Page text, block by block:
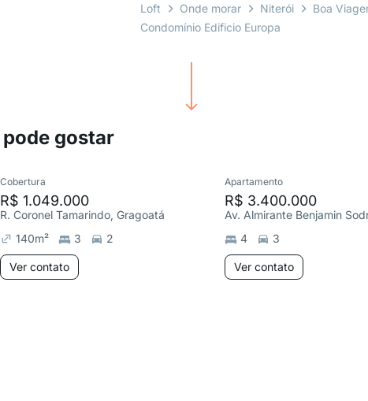
Loft Onde morar Niterói Boa
Condomínio Edificio Europa
gostar
Cobertura
R$ 1.049.000
R. Coronel Tamarindo, Gragoatá
140m² 3 2
Ver contato
Apartamento
R$ 3.400.000
4
3
Ver contato